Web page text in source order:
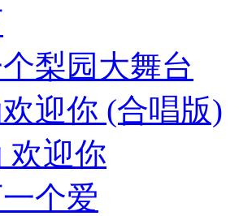
梨园大舞台
迎你 (合唱版)
欢迎你
个爱